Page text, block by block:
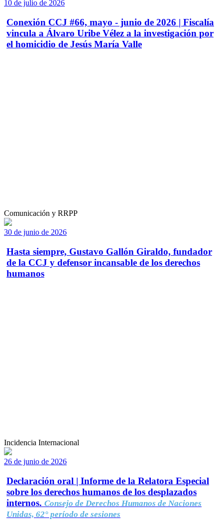
10 de julio de 2026
Conexión CCJ #66, mayo - junio de 2026 | Fiscalía
vincula a Álvaro Uribe Vélez a la investigación por
el homicidio de Jesús María Valle
Comunicación y RRPP
30 de junio de 2026
Hasta siempre, Gustavo Gallón Giraldo, fundador
de la CCJ y defensor incansable de los derechos
humanos
Incidencia Internacional
26 de junio de 2026
Declaración oral | Informe de la Relatora Especial
sobre los derechos humanos de los desplazados
internos. Consejo de Derechos Humanos de Naciones
Unidas, 62° período de sesiones